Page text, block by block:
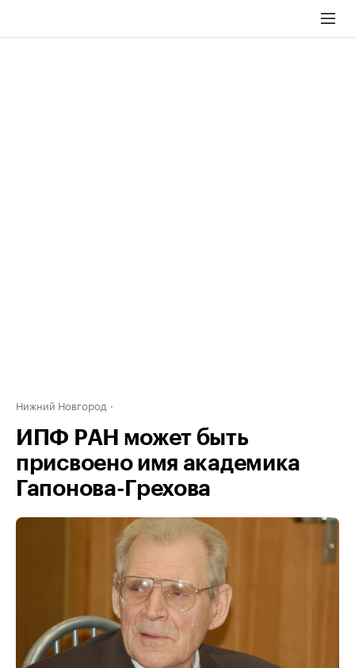
Нижний Новгород
ИПФ РАН может быть
присвоено имя академика
Гапонова-Грехова